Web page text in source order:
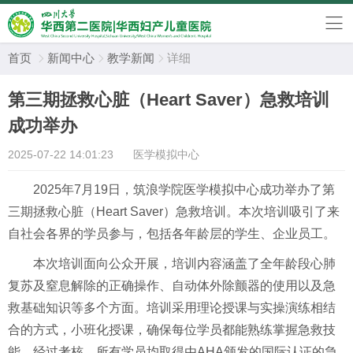
首页  新闻中心  教学新闻  详细
第三期拯救心脏（Heart Saver）急救培训
成功举办
2025-07-22 14:01:23 医学模拟中心
2025年7 月 19 日，筑浪学院医学模拟中心成功举办了第
三期拯救心脏（ Heart Saver）急救培训。本次培训吸引了来
自社会各界的学员参与，包括各年龄层的学生、企业员工。
本次培训面向公众开展，培训内容涵盖了全年龄段心肺
复苏及窒息解除的正确操作、自动体外除颤器的使用以及急
救基础知识等多个方面。培训采用理论授课与实操演练相结
合的方式，小班化授课，确保每位学员都能熟练掌握急救技